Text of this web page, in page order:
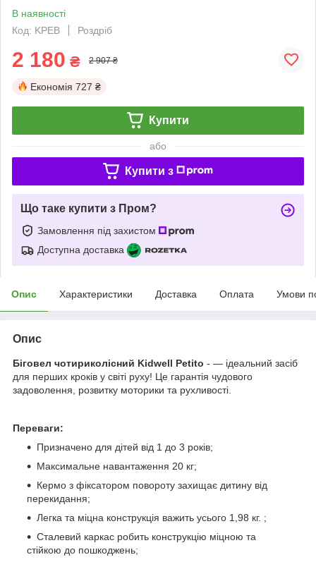
В наявності
Код: KPEB
Роздріб
2 180 ₴ 2 907 ₴
Економія 727 ₴
Купити
або
Купити з
Що таке купити з Пром?
Замовлення під захистом
Доступна доставка
Опис Характеристики Доставка Оплата Умови
Опис
Біговел чотириколісний Kidwell Petito - — ідеальний засіб
для перших кроків у світі руху! Це гарантія чудового
задоволення, розвитку моторики та рухливості.
Переваги:
Призначено для дітей від 1 до 3 років;
Максимальне навантаження 20 кг;
Кермо з фіксатором повороту захищає дитину від
перекидання;
Легка та міцна конструкція важить усього 1,98 кг. ;
Сталевий каркас робить конструкцію міцною та
стійкою до пошкоджень;